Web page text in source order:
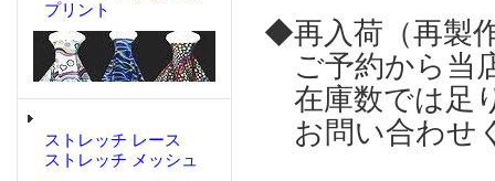
プリント
ストレッチ レース
ストレッチ メッシュ
◆再入荷（再
ご予約から当
在庫数では足
お問い合わせ